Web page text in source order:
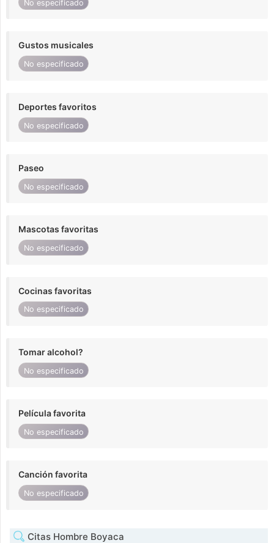
No especificado
Gustos musicales
No especificado
Deportes favoritos
No especificado
Paseo
No especificado
Mascotas favoritas
No especificado
Cocinas favoritas
No especificado
Tomar alcohol?
No especificado
Película favorita
No especificado
Canción favorita
No especificado
Citas Hombre Boyaca